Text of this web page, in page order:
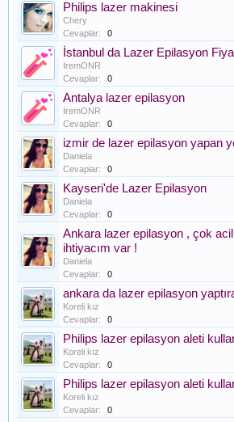
Philips lazer makinesi
Chery
Cevaplar:
0
İstanbul da Lazer Epilasyon
IremONR
Cevaplar:
0
Antalya lazer epilasyon
IremONR
Cevaplar:
0
izmir de lazer epilasyon yapan
Daniela
Cevaplar:
0
Kayseri'de Lazer Epilasyon
Daniela
Cevaplar:
0
Ankara lazer epilasyon , çok acil
ihtiyacım var !
Daniela
Cevaplar:
0
ankara da lazer epilasyon
Koreli kız
Cevaplar:
0
Philips lazer epilasyon aleti
Koreli kız
Cevaplar:
0
Philips lazer epilasyon aleti
Koreli kız
Cevaplar:
0